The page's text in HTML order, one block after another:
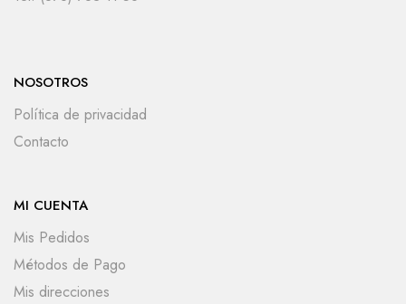
NOSOTROS
Política de privacidad
Contacto
MI CUENTA
Mis Pedidos
Métodos de Pago
Mis direcciones